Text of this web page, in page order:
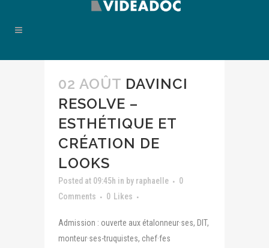
02 AOÛT DAVINCI
RESOLVE –
ESTHÉTIQUE ET
CRÉATION DE
LOOKS
Posted at 09:45h in by raphaelle
0
Comments
0 Likes
Admission : ouverte aux étalonneur·ses, DIT,
monteur·ses-truquistes, chef·fes